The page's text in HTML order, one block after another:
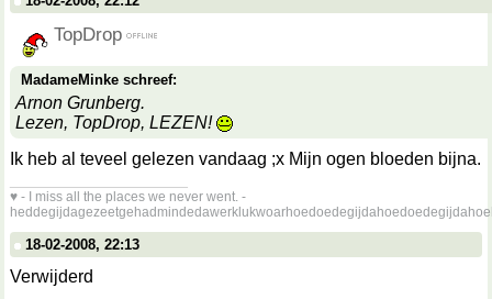
TopDrop
MadameMinke schreef:
Arnon Grunberg.
Lezen, TopDrop, LEZEN!
Ik heb al teveel gelezen vandaag ;x Mijn ogen bloeden bijna.
♥ - I miss all the places we never went. -
18-02-2008, 22:13
Verwijderd